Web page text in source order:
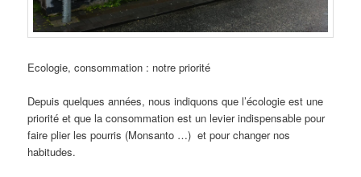
Ecologie, consommation : notre priorité
Depuis quelques années, nous indiquons que l’écologie est une
priorité et que la consommation est un levier indispensable pour
faire plier les pourris (Monsanto …) et pour changer nos
habitudes.